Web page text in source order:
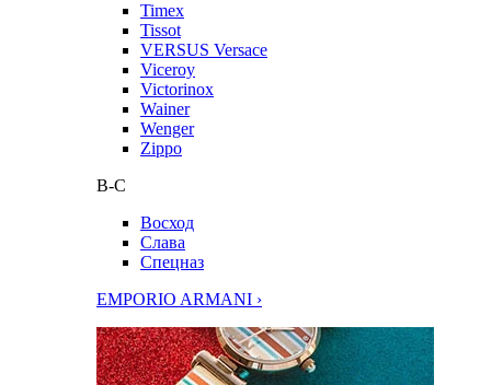
Timex
Tissot
VERSUS Versace
Viceroy
Victorinox
Wainer
Wenger
Zippo
В-С
Восход
Слава
Спецназ
EMPORIO ARMANI ›